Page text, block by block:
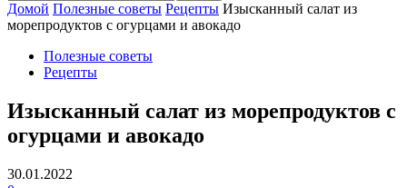
Домой Полезные советы Рецепты Изысканный салат из
морепродуктов с огурцами и авокадо
Полезные советы
Рецепты
Изысканный салат из морепродуктов с
огурцами и авокадо
30.01.2022